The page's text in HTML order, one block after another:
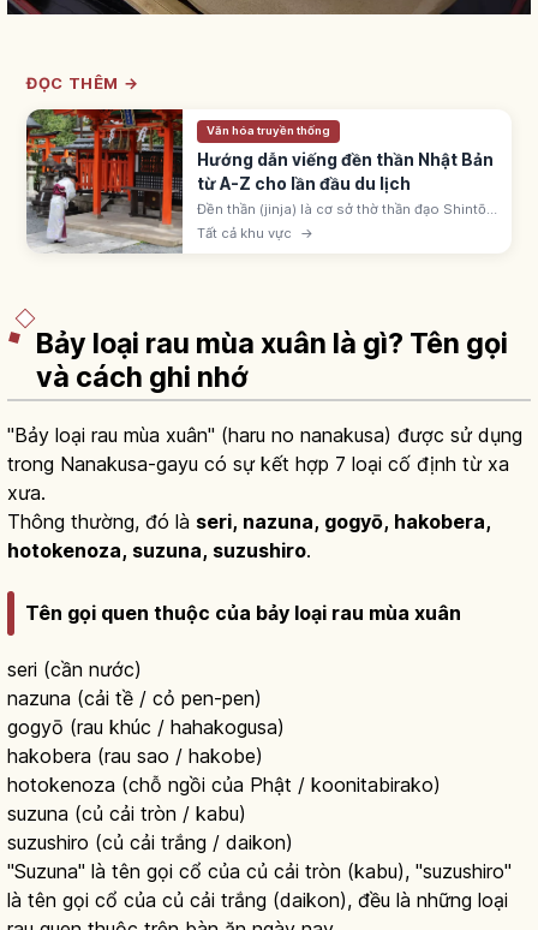
ĐỌC THÊM →
Văn hóa truyền thống
Hướng dẫn viếng đền thần Nhật Bản
từ A-Z cho lần đầu du lịch
Đền thần (jinja) là cơ sở thờ thần đạo Shintō
Nhật, khoảng 80.000 ngôi. Nhận biết qua
cổng torii; quy trình: torii, temizuya, ni-rei ni-
Tất cả khu vực →
Bảy loại rau mùa xuân là gì? Tên gọi
và cách ghi nhớ
"Bảy loại rau mùa xuân" (haru no nanakusa) được sử dụng
trong Nanakusa-gayu có sự kết hợp 7 loại cố định từ xa
xưa.
Thông thường, đó là seri, nazuna, gogyō, hakobera,
hotokenoza, suzuna, suzushiro.
Tên gọi quen thuộc của bảy loại rau mùa xuân
seri (cần nước)
nazuna (cải tề / cỏ pen-pen)
gogyō (rau khúc / hahakogusa)
hakobera (rau sao / hakobe)
hotokenoza (chỗ ngồi của Phật / koonitabirako)
suzuna (củ cải tròn / kabu)
suzushiro (củ cải trắng / daikon)
"Suzuna" là tên gọi cổ của củ cải tròn (kabu), "suzushiro"
là tên gọi cổ của củ cải trắng (daikon), đều là những loại